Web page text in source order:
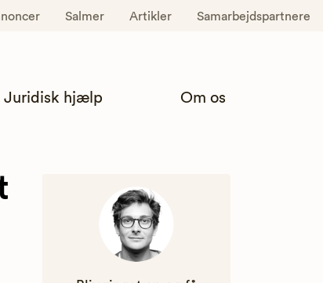
Salmer Artikler Samarbejdspartnere
Juridisk hjælp Om os